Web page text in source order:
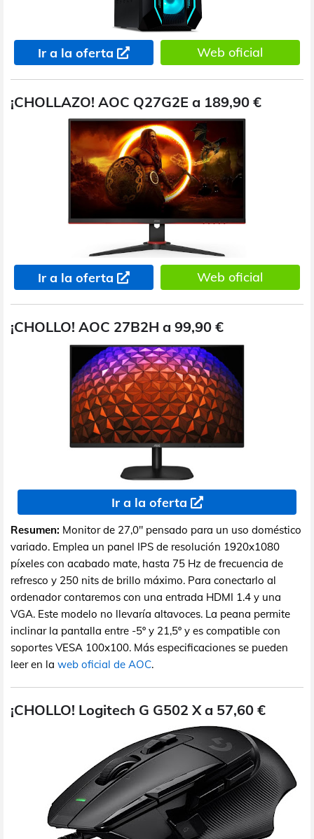
Ir a la oferta Web oficial
¡CHOLLAZO! AOC Q27G2E a 189,90 €
Ir a la oferta Web oficial
¡CHOLLO! AOC 27B2H a 99,90 €
Ir a la oferta
Resumen: Monitor de 27,0" pensado para un uso doméstico
variado. Emplea un panel IPS de resolución 1920x1080
píxeles con acabado mate, hasta 75 Hz de frecuencia de
refresco y 250 nits de brillo máximo. Para conectarlo al
ordenador contaremos con una entrada HDMI 1.4 y una
VGA. Este modelo no llevaría altavoces. La peana permite
inclinar la pantalla entre -5º y 21,5º y es compatible con
soportes VESA 100x100. Más especificaciones se pueden
leer en la web oficial de AOC.
¡CHOLLO! Logitech G G502 X a 57,60 €